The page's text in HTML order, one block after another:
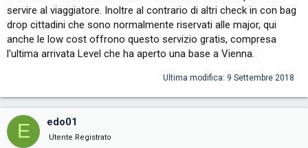
servire al viaggiatore. Inoltre al contrario di altri check in con bag
drop cittadini che sono normalmente riservati alle major, qui
anche le low cost offrono questo servizio gratis, compresa
l'ultima arrivata Level che ha aperto una base a Vienna.
Ultima modifica: 9 Settembre 2018
E edo01
Utente Registrato